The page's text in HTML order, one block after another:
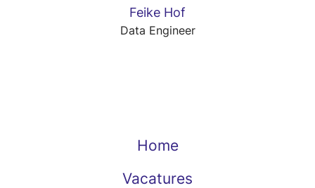
Feike Hof
Data Engineer
Home
Vacatures